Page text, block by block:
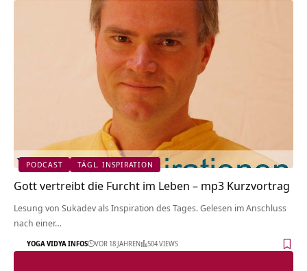
PODCAST TÄGL. INSPIRATION
Gott vertreibt die Furcht im Leben – mp3 Kurzvortrag
Lesung von Sukadev als Inspiration des Tages. Gelesen im Anschluss
nach einer…
YOGA VIDYA INFOS VOR 18 JAHREN 504 VIEWS